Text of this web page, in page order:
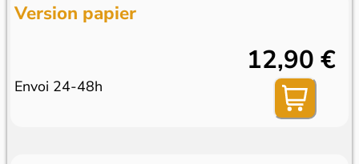
Version papier
Envoi 24-48h
12,90 €